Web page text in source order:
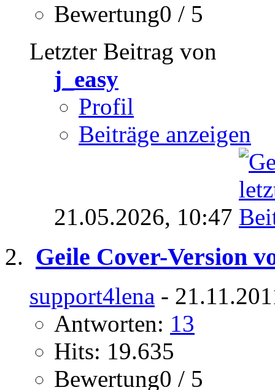
Bewertung0 / 5
Letzter Beitrag von
j_easy
Profil
Beiträge anzeigen
21.05.2026, 10:47
Geile Cover-Version
support4lena -
Antworten: 13
Hits: 19.635
Bewertung0 / 5